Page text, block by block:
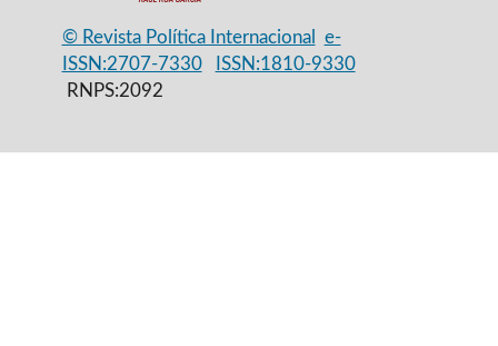
© Revista Política Internacional
e-
ISSN:2707-7330
ISSN:1810-9330
RNPS:2092